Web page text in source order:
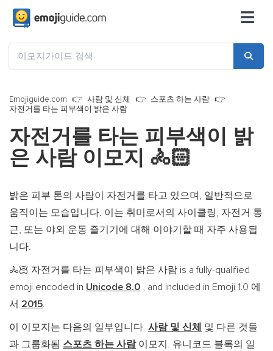
☰
Emojiguide.com 사람 및 신체
스포츠 하는 사람
자전거를 타는 피부색이 밝은 사람
자전거를 타는 피부색이 밝
은 사람 이모지 🚴🏻
밝은 피부 톤의 사람이 자전거를 타고 있으며, 일반적으로
움직이는 모습입니다. 이는 취미로서의 사이클링, 자전거 통
근, 또는 야외 운동 즐기기에 대해 이야기할 때 자주 사용됩
니다.
🚴🏻 자전거를 타는 피부색이 밝은 사람 is a fully-qualified
emoji encoded in Unicode 8.0 , and included in Emoji 1.0 에
서 2015.
이 이모지는 다음의 일부입니다. 사람 및 신체 및 다른 것들
과 그룹화됨 스포츠 하는 사람이모지. 유니코드 블록의 일